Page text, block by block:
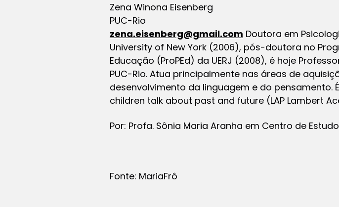
Zena Winona Eisenberg
PUC-Rio
zena.eisenberg@gmail.com Doutora em
University of New York (2006), pós-doutora no
Educação (ProPEd) da UERJ (2008), é hoje
PUC-Rio. Atua principalmente nas áreas de
desenvolvimento da linguagem e do pensamento.
children talk about past and future (LAP Lambert
Por: Profa. Sônia Maria Aranha em Centro de
Fonte: MariaFrô